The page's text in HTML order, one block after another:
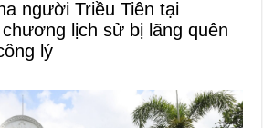
người Triều Tiên tại
lịch sử bị lãng quên
lý